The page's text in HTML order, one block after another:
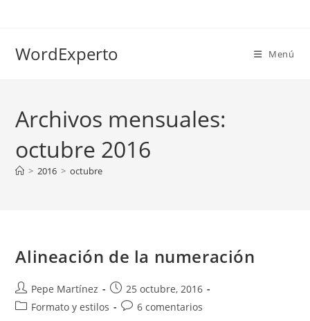
WordExperto Menú
Archivos mensuales:
octubre 2016
> 2016 > octubre
Alineación de la numeración
Autor
de
Pepe Martínez
Publicación
de
25 octubre, 2016
Categoría
Formato y estilos
Comentarios
6 comentarios